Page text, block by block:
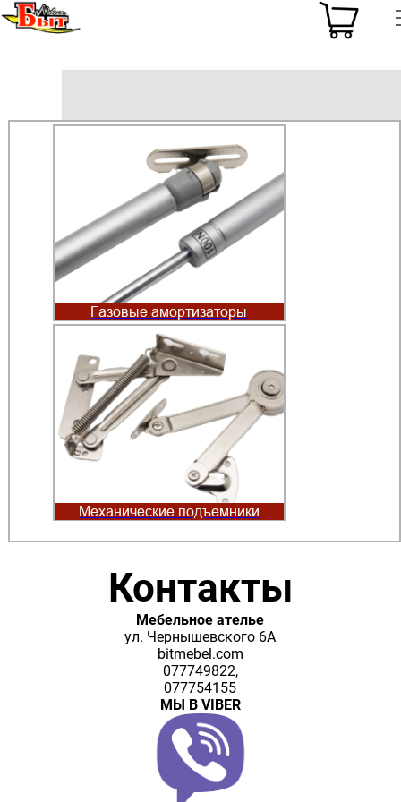
Газовые амортизаторы
Механические подъемники
Контакты
Мебельное ателье
ул. Чернышевского 6А
bitmebel.com
077749822,
077754155
МЫ В VIBER